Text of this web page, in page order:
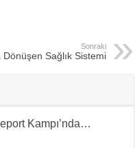
Sonraki
Dönüşen Sağlık Sistemi
Kampı’nda…